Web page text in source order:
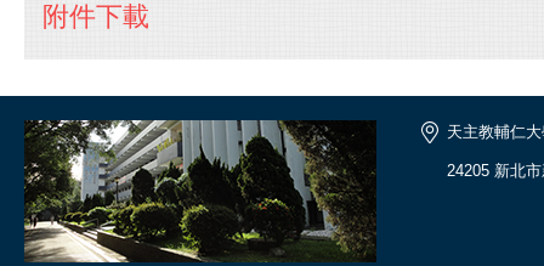
附件下載
天主教輔仁
24205 新北